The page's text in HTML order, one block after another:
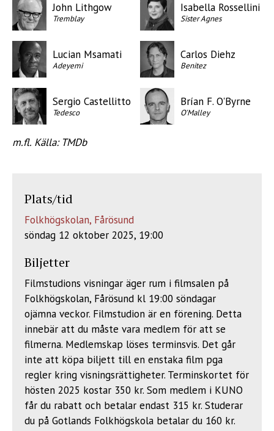
John Lithgow
Tremblay
Isabella Rossellini
Sister Agnes
Lucian Msamati
Adeyemi
Carlos Diehz
Benitez
Sergio Castellitto
Tedesco
Brían F. O'Byrne
O'Malley
m.fl. Källa: TMDb
Plats/tid
Folkhögskolan, Fårösund
söndag 12 oktober 2025, 19:00
Biljetter
Filmstudions visningar äger rum i filmsalen på
Folkhögskolan, Fårösund kl 19:00 söndagar
ojämna veckor. Filmstudion är en förening. Detta
innebär att du måste vara medlem för att se
filmerna. Medlemskap löses terminsvis. Det går
inte att köpa biljett till en enstaka film pga
regler kring visningsrättigheter. Terminskortet för
hösten 2025 kostar 350 kr. Som medlem i KUNO
får du rabatt och betalar endast 315 kr. Studerar
du på Gotlands Folkhögskola betalar du 160 kr.